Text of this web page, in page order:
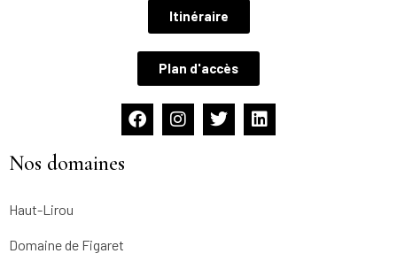
Itinéraire
Plan d'accès
Nos domaines
Haut-Lirou
Domaine de Figaret